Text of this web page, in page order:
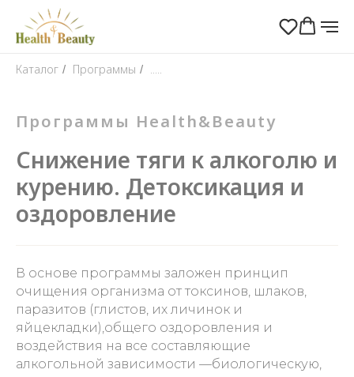
Каталог / Программы / .....
Программы Health&Beauty
Снижение тяги к алкоголю и
курению. Детоксикация и
оздоровление
В основе программы заложен принцип
очищения организма от токсинов, шлаков,
паразитов (глистов, их личинок и
яйцекладки),общего оздоровления и
воздействия на все составляющие
алкогольной зависимости —биологическую,